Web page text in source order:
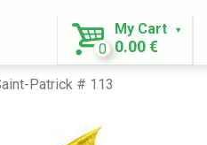
My Cart
0 0.00 €
Patrick # 113